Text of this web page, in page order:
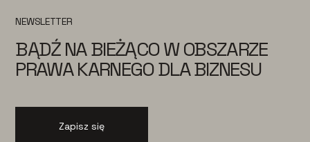
NEWSLETTER
BĄDŹ NA BIEŻĄCO W OBSZARZE
PRAWA KARNEGO DLA BIZNESU
Zapisz się